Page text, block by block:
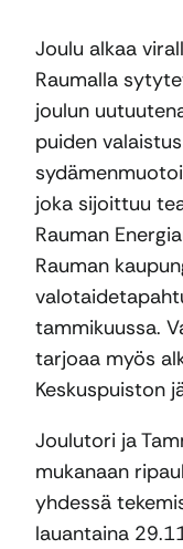
Joulu alkaa
Raumalla
joulun
puiden
joka sijoittuu
Rauman
Rauman
tammikuussa.
tarjoaa myös
Keskuspuiston
Joulutori ja
mukanaan
yhdessä
lauantaina